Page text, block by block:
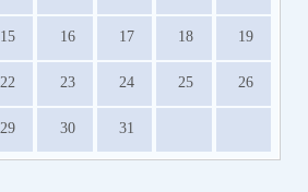
15 16 17 18 19
22 23 24 25 26
29 30 31